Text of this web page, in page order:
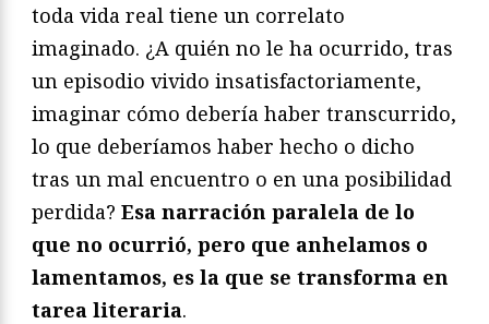
toda vida real tiene un correlato
imaginado. ¿A quién no le ha ocurrido, tras
un episodio vivido insatisfactoriamente,
imaginar cómo debería haber transcurrido,
lo que deberíamos haber hecho o dicho
tras un mal encuentro o en una posibilidad
perdida? Esa narración paralela de lo
que no ocurrió, pero que anhelamos o
lamentamos, es la que se transforma en
tarea literaria.